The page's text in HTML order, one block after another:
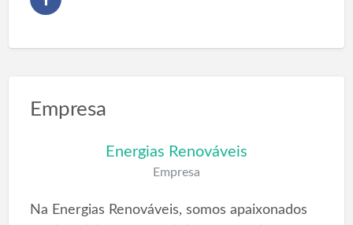
Empresa
Energias Renováveis
Empresa
Na Energias Renováveis, somos apaixonados